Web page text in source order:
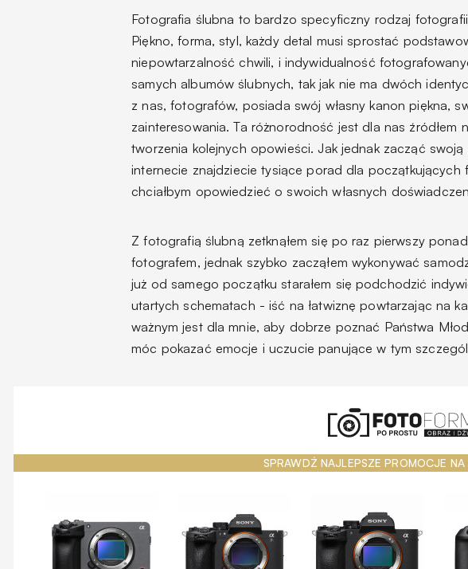
Fotografia ślubna to bardzo specyficzny rodzaj
Piękno, forma, styl, każdy detal musi sprostać
niepowtarzalność chwili, i indywidualność
samych albumów ślubnych, tak jak nie ma dwóch
z nas, fotografów, posiada swój własny kanon piękna,
zainteresowania. Ta różnorodność jest dla nas źródłem
tworzenia kolejnych opowieści. Jak jednak zacząć
internecie znajdziecie tysiące porad dla
chciałbym opowiedzieć o swoich własnych
Z fotografią ślubną zetknąłem się po raz pierwszy
fotografem, jednak szybko zacząłem wykonywać
już od samego początku starałem się podchodzić
utartych schematach - iść na łatwiznę powtarzając na
ważnym jest dla mnie, aby dobrze poznać Państwa
móc pokazać emocje i uczucie panujące w tym
SPRAWDŹ NAJLEPSZE PROMOCJE NA